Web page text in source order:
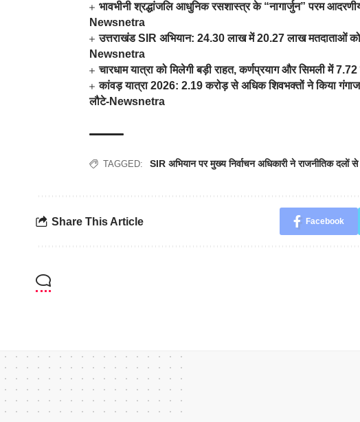
भावभीनी श्रद्धांजलि आधुनिक रसशास्त्र के “नागार्जुन” परम
Newsnetra
उत्तराखंड SIR अभियान: 24.30 लाख में 20.27 लाख मतदाताओं
Newsnetra
चारधाम यात्रा को मिलेगी बड़ी राहत, कर्णप्रयाग और सिमली में
कांवड़ यात्रा 2026: 2.19 करोड़ से अधिक शिवभक्तों ने किया
लौटे-Newsnetra
TAGGED: SIR अभियान पर मुख्य निर्वाचन अधिकारी ने राजनीतिक दलों
Share This Article Facebook